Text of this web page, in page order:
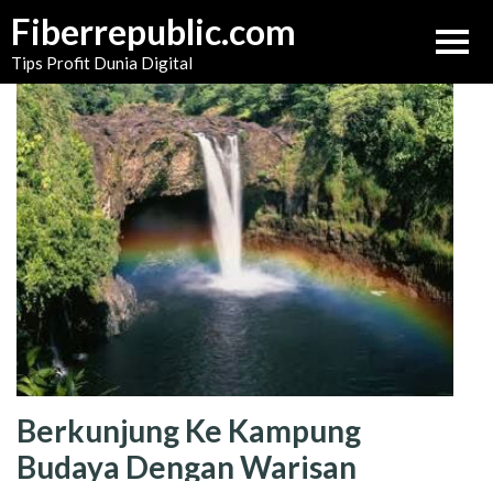
content
Fiberrepublic.com
Tips Profit Dunia Digital
Berkunjung Ke Kampung
Budaya Dengan Warisan